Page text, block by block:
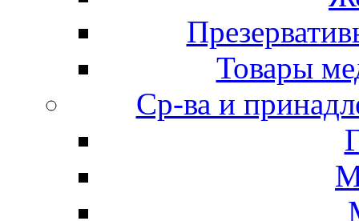
Товары
Ср-ва и